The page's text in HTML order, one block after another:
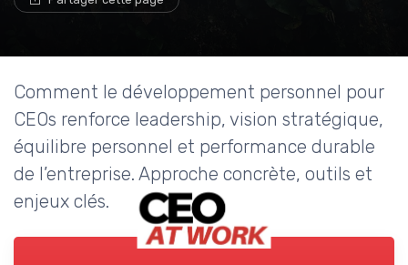
Comment le développement personnel pour
CEOs renforce leadership, vision stratégique,
équilibre personnel et performance durable
de l’entreprise. Approche concrète, outils et
enjeux clés.